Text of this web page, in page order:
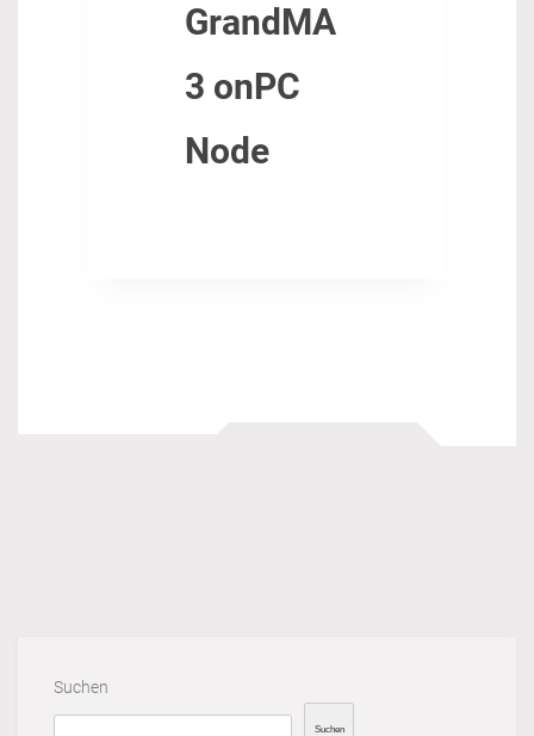
GrandMA
3 onPC
Node
Suchen
Suchen